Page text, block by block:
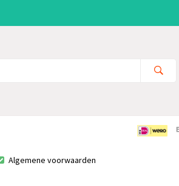
Algemene voorwaarden